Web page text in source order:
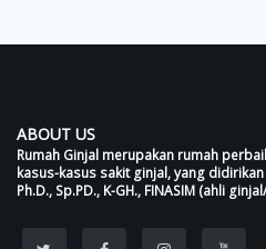
ABOUT US
Rumah Ginjal merupakan rumah
kasus-kasus sakit ginjal, yang
Ph.D., Sp.PD., K-GH., FINASIM (ahli